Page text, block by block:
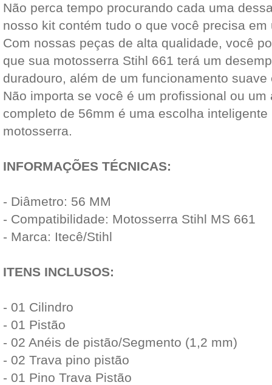
Não perca tempo procurando cada uma
nosso kit contém tudo o que você precisa em
Com nossas peças de alta qualidade, você
que sua motosserra Stihl 661 terá um
duradouro, além de um funcionamento
Não importa se você é um profissional ou
completo de 56mm é uma escolha
motosserra.
INFORMAÇÕES TÉCNICAS:
- Diâmetro: 56 MM
- Compatibilidade: Motosserra Stihl MS 661
- Marca: Itecê/Stihl
ITENS INCLUSOS:
- 01 Cilindro
- 01 Pistão
- 02 Anéis de pistão/Segmento (1,2 mm)
- 02 Trava pino pistão
- 01 Pino Trava Pistão